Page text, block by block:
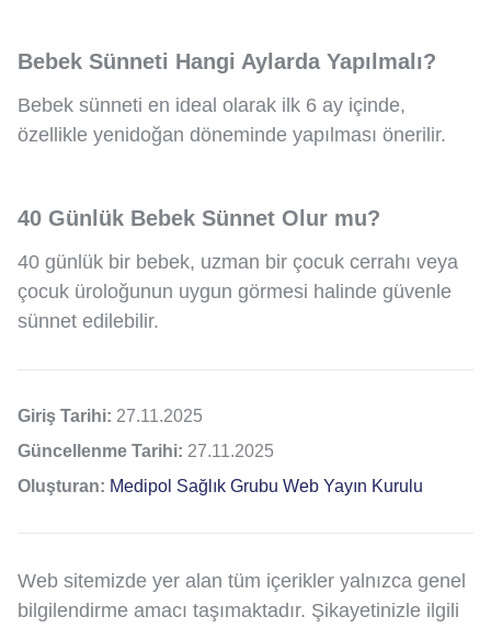
Bebek Sünneti Hangi Aylarda Yapılmalı?
Bebek sünneti en ideal olarak ilk 6 ay içinde,
özellikle yenidoğan döneminde yapılması önerilir.
40 Günlük Bebek Sünnet Olur mu?
40 günlük bir bebek, uzman bir çocuk cerrahı veya
çocuk üroloğunun uygun görmesi halinde güvenle
sünnet edilebilir.
Giriş Tarihi: 27.11.2025
Güncellenme Tarihi: 27.11.2025
Oluşturan: Medipol Sağlık Grubu Web Yayın Kurulu
Web sitemizde yer alan tüm içerikler yalnızca genel
bilgilendirme amacı taşımaktadır. Şikayetinizle ilgili